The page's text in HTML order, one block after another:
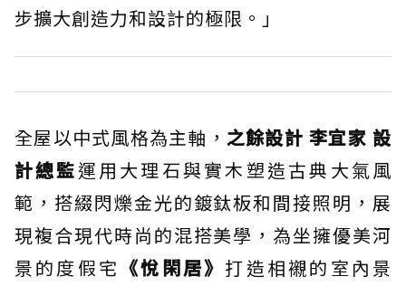
步擴大創造力和設計的極限。」
全屋以中式風格為主軸， 之餘設計 李宜家 設
計總監運用大理石與實木塑造古典大氣風
範，搭綴閃爍金光的鍍鈦板和間接照明，展
現複合現代時尚的混搭美學，為坐擁優美河
景的度假宅 《悅閑居》 打造相襯的室內景